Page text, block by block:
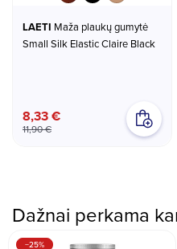
LAETI
Small Silk Elastic Claire Black
8,33 €
11,90 €
Dažnai perkama
−25%